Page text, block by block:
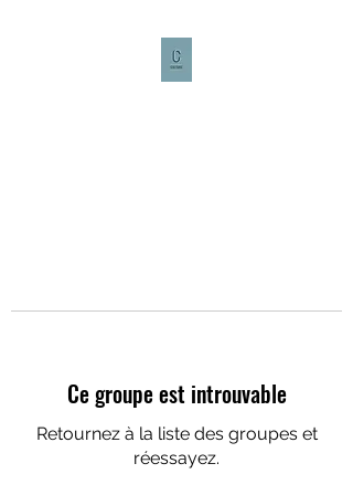
Ce groupe est introuvable
Retournez à la liste des groupes et
réessayez.